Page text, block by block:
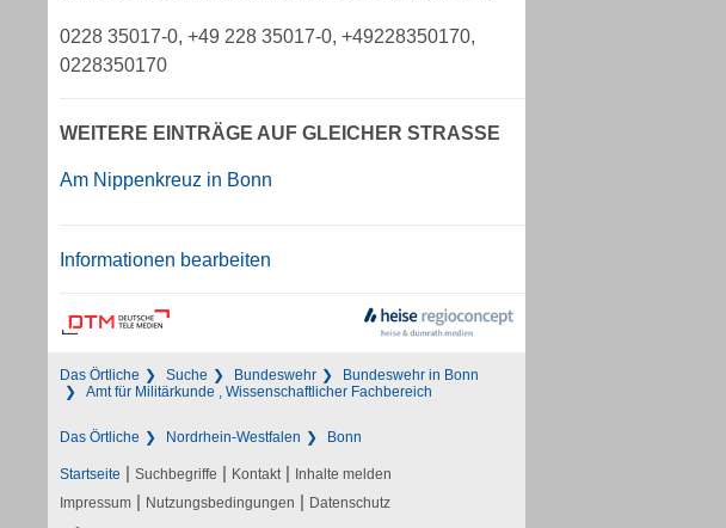
0228 35017-0, +49 228 35017-0, +49228350170,
0228350170
WEITERE EINTRÄGE AUF GLEICHER STRASSE
Am Nippenkreuz in Bonn
Informationen bearbeiten
Das Örtliche Suche Bundeswehr
Bundeswehr in Bonn
Amt für Militärkunde , Wissenschaftlicher Fachbereich
Das Örtliche Nordrhein-Westfalen Bonn
Startseite | Suchbegriffe | Kontakt | Inhalte melden
Impressum | Nutzungsbedingungen | Datenschutz